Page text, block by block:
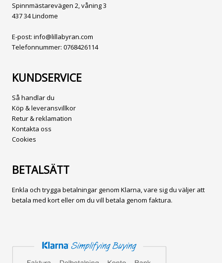
Spinnmästarevägen 2, våning 3
437 34 Lindome
E-post: info@lillabyran.com
Telefonnummer: 0768426114
KUNDSERVICE
Så handlar du
Köp & leveransvillkor
Retur & reklamation
Kontakta oss
Cookies
BETALSÄTT
Enkla och trygga betalningar genom Klarna, vare sig du väljer att
betala med kort eller om du vill betala genom faktura.